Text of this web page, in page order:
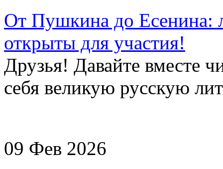
От Пушкина до Есенина:
открыты для участия!
Друзья! Давайте вместе
себя великую русскую
09 Фев 2026